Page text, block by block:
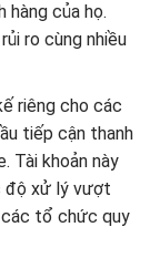
hàng của họ.
ro cùng nhiều
riêng cho các
tiếp cận thanh
Tài khoản này
độ xử lý vượt
các tổ chức quy